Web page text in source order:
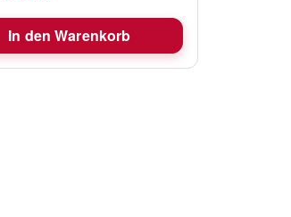
In den Warenkorb